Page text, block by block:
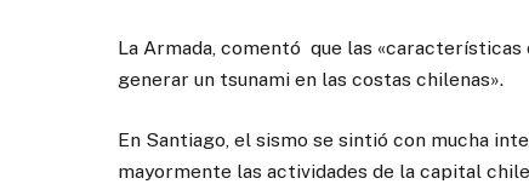
La Armada, comentó que las
generar un tsunami en las costas chilenas».
En Santiago, el sismo se sintió con mucha
mayormente las actividades de la capital